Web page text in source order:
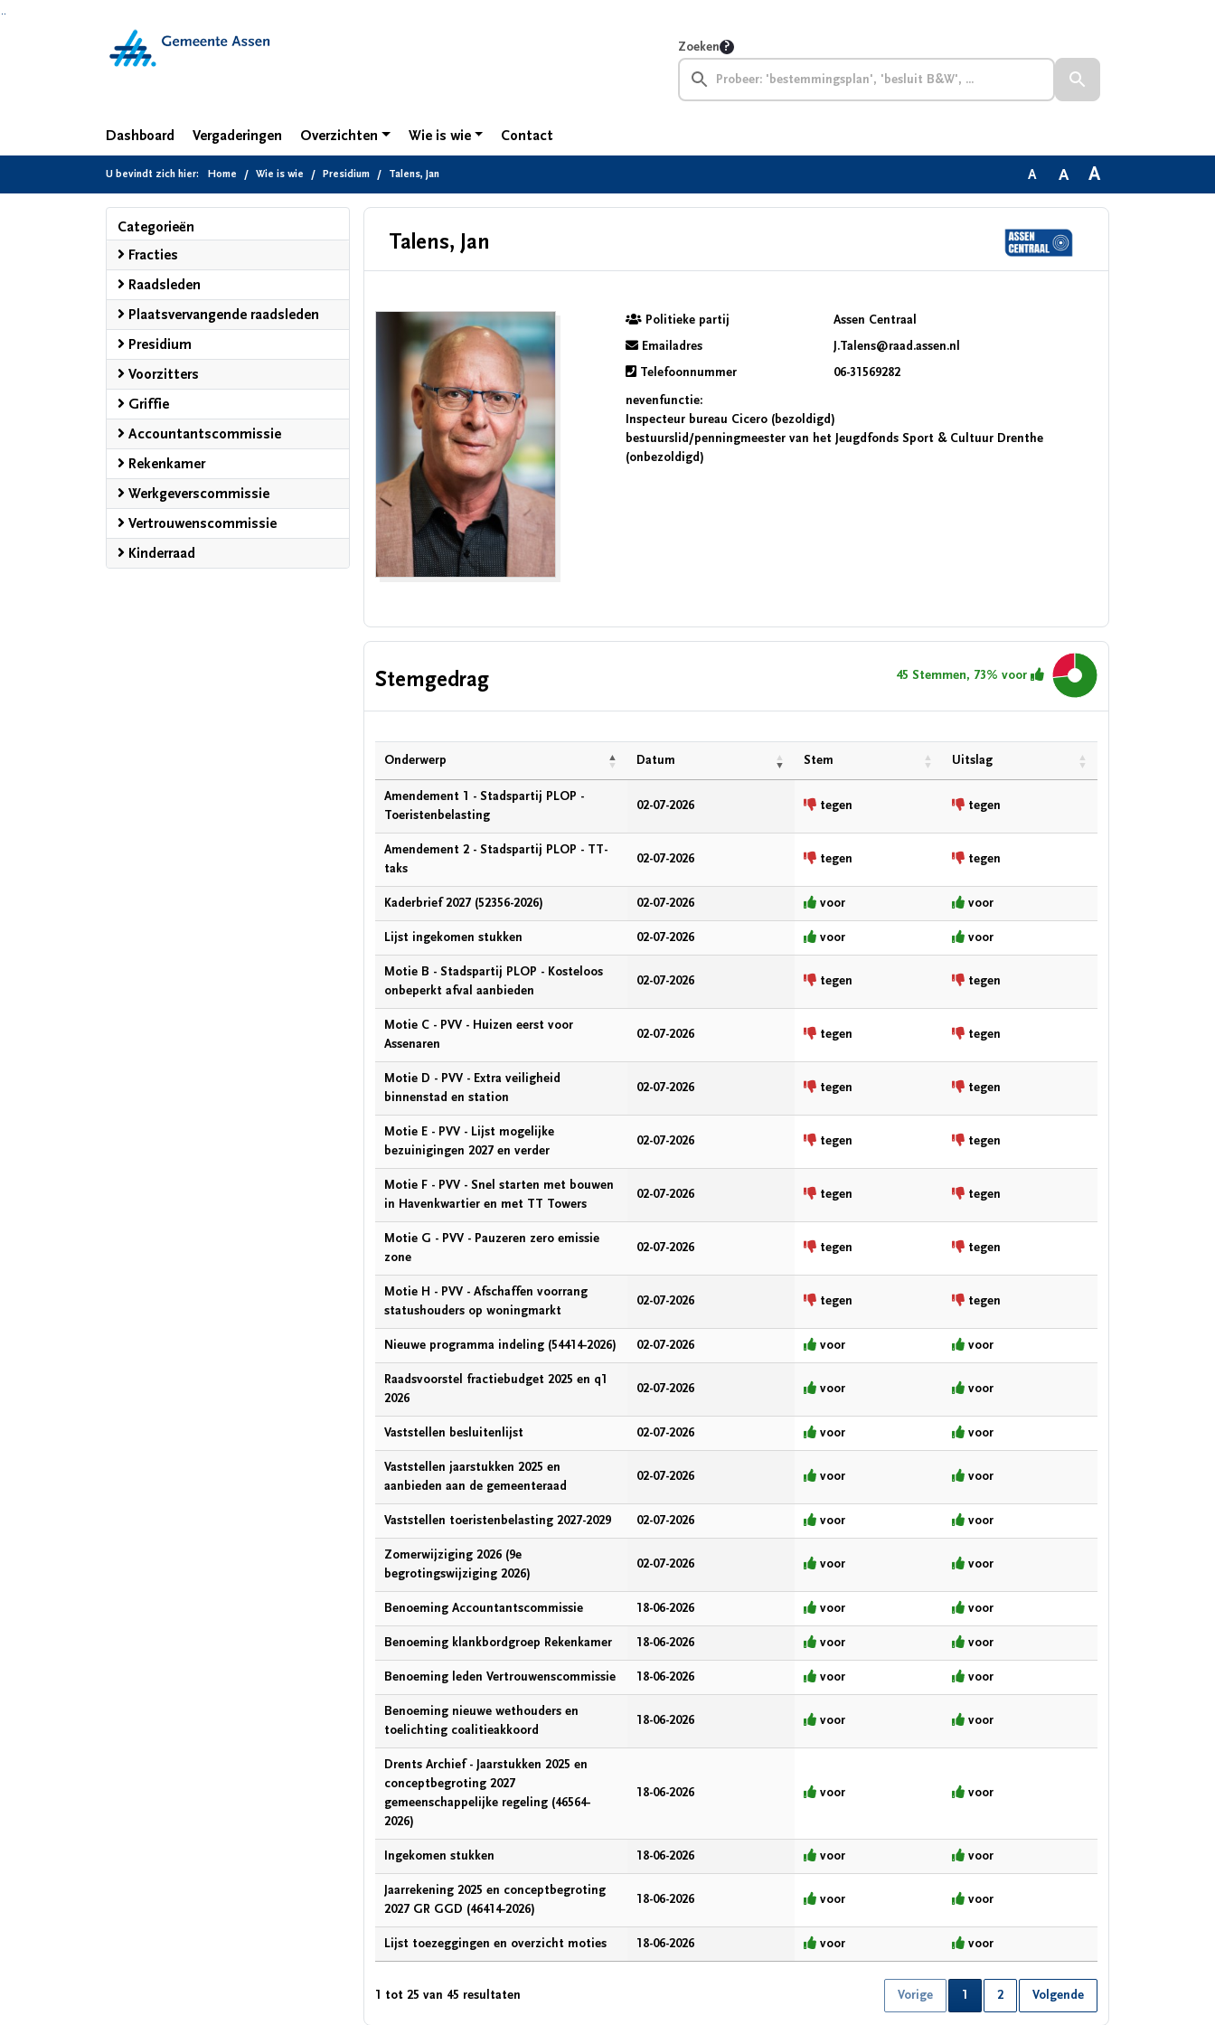
Zoeken
Dashboard Vergaderingen Overzichten Wie is wie Contact
U bevindt zich hier: Home Wie is wie Presidium Talens, Jan A A A
Categorieën
Fracties
Raadsleden
Plaatsvervangende raadsleden
Presidium
Voorzitters
Griffie
Accountantscommissie
Rekenkamer
Werkgeverscommissie
Vertrouwenscommissie
Kinderraad
Talens, Jan
Politieke partij
Assen Centraal
Emailadres
J.Talens@raad.assen.nl
Telefoonnummer
06-31569282
nevenfunctie:
Inspecteur bureau Cicero (bezoldigd)
bestuurslid/penningmeester van het Jeugdfonds Sport & Cultuur Drenthe
(onbezoldigd)
Stemgedrag 45 Stemmen, 73% voor 73.3%
Onderwerp Datum Stem Uitslag
Amendement 1 - Stadspartij PLOP -
Toeristenbelasting
02-07-2026 tegen tegen
Amendement 2 - Stadspartij PLOP - TT-
taks
02-07-2026 tegen tegen
Kaderbrief 2027 (52356-2026) 02-07-2026 voor voor
Lijst ingekomen stukken 02-07-2026 voor voor
Motie B - Stadspartij PLOP - Kosteloos
onbeperkt afval aanbieden
02-07-2026 tegen tegen
Motie C - PVV - Huizen eerst voor
Assenaren
02-07-2026 tegen tegen
Motie D - PVV - Extra veiligheid
binnenstad en station
02-07-2026 tegen tegen
Motie E - PVV - Lijst mogelijke
bezuinigingen 2027 en verder
02-07-2026 tegen tegen
Motie F - PVV - Snel starten met bouwen
in Havenkwartier en met TT Towers
02-07-2026 tegen tegen
Motie G - PVV - Pauzeren zero emissie
zone
02-07-2026 tegen tegen
Motie H - PVV - Afschaffen voorrang
statushouders op woningmarkt
02-07-2026 tegen tegen
Nieuwe programma indeling (54414-2026) 02-07-2026 voor voor
Raadsvoorstel fractiebudget 2025 en q1
2026
02-07-2026 voor voor
Vaststellen besluitenlijst 02-07-2026 voor voor
Vaststellen jaarstukken 2025 en
aanbieden aan de gemeenteraad
02-07-2026 voor voor
Vaststellen toeristenbelasting 2027-2029 02-07-2026 voor voor
Zomerwijziging 2026 (9e
begrotingswijziging 2026)
02-07-2026 voor voor
Benoeming Accountantscommissie 18-06-2026 voor voor
Benoeming klankbordgroep Rekenkamer 18-06-2026 voor voor
Benoeming leden Vertrouwenscommissie 18-06-2026 voor voor
Benoeming nieuwe wethouders en
toelichting coalitieakkoord
18-06-2026 voor voor
Drents Archief - Jaarstukken 2025 en
conceptbegroting 2027
gemeenschappelijke regeling (46564-
2026)
18-06-2026 voor voor
Ingekomen stukken 18-06-2026 voor voor
Jaarrekening 2025 en conceptbegroting
2027 GR GGD (46414-2026)
18-06-2026 voor voor
Lijst toezeggingen en overzicht moties 18-06-2026 voor voor
1 tot 25 van 45 resultaten Vorige 1 2 Volgende